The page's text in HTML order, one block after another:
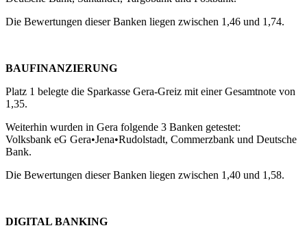
Die Bewertungen dieser Banken liegen zwischen 1,46 und 1,74.
BAUFINANZIERUNG
Platz 1 belegte die Sparkasse Gera-Greiz mit einer Gesamtnote von
1,35.
Weiterhin wurden in Gera folgende 3 Banken getestet:
Volksbank eG Gera•Jena•Rudolstadt, Commerzbank und Deutsche
Bank.
Die Bewertungen dieser Banken liegen zwischen 1,40 und 1,58.
DIGITAL BANKING